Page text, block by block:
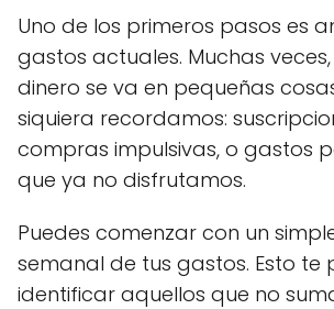
Uno de los primeros pasos es
gastos actuales. Muchas
dinero se va en pequeñas
siquiera recordamos:
compras impulsivas, o gastos
que ya no disfrutamos.
Puedes comenzar con un
semanal de tus gastos. Esto te
identificar aquellos que no